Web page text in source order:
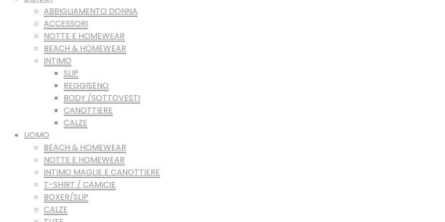
ABBIGLIAMENTO DONNA
ACCESSORI
NOTTE E HOMEWEAR
BEACH & HOMEWEAR
INTIMO
SLIP
REGGISENO
BODY /SOTTOVESTI
CANOTTIERE
CALZE
UOMO
BEACH & HOMEWEAR
NOTTE E HOMEWEAR
INTIMO MAGLIE E CANOTTIERE
T-SHIRT / CAMICIE
BOXER/SLIP
CALZE